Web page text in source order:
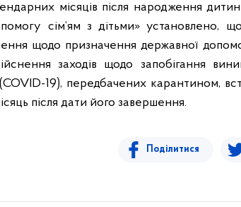
місяців після народження
сім’ям з дітьми» установлено, що
щодо призначення державної
заходів щодо запобігання
19), передбачених карантином,
після дати його завершення.
Поділитися